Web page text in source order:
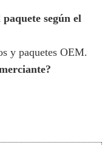
según el
y paquetes OEM.